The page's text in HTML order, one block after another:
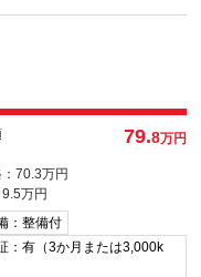
79.8万円
70.3万円
万円
：整備付
：有（3か月または3,000k